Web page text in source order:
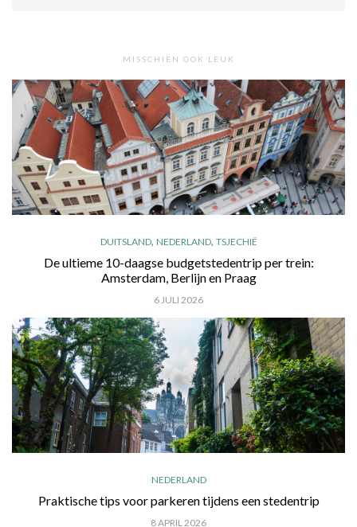
MISSCHIEN OOK LEUK
DUITSLAND, NEDERLAND, TSJECHIË
De ultieme 10-daagse budgetstedentrip per trein:
Amsterdam, Berlijn en Praag
6 JULI 2026
NEDERLAND
Praktische tips voor parkeren tijdens een stedentrip
8 APRIL 2026